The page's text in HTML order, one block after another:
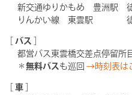
新交通ゆりかもめ 豊洲駅
りんかい線 東雲駅
バス
都営バス東雲橋交差点停留所
＊ 無料バス も巡回 →時刻表は
車